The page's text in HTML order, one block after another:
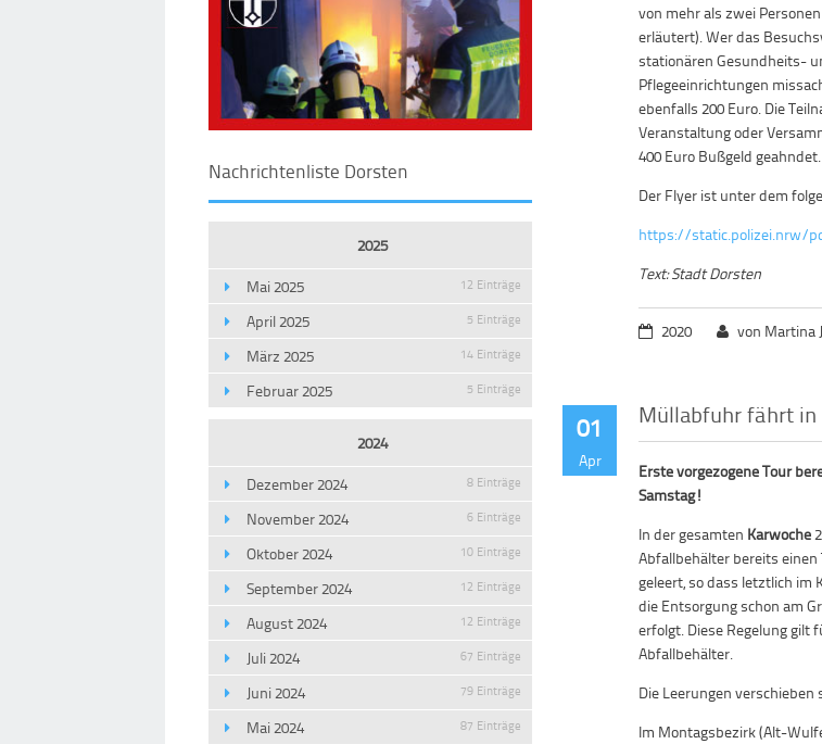
von mehr als zwei
erläutert). Wer das
stationären Gesundheits-
Pflegeeinrichtungen
ebenfalls 200 Euro. Die
Veranstaltung oder
400 Euro Bußgeld geahndet.
Der Flyer ist unter dem
https://static.polizei.nrw/
Text: Stadt Dorsten
2020 von Martina
01
Apr
Müllabfuhr fährt in
Erste vorgezogene Tour
Samstag!
In der gesamten Karwoche
Abfallbehälter bereits einen
geleert, so dass letztlich im
die Entsorgung schon am
erfolgt. Diese Regelung gilt
Abfallbehälter.
Die Leerungen verschieben
Im Montagsbezirk (Alt-
Nachrichtenliste Dorsten
2025
Mai 2025
12 Einträge
April 2025 5 Einträge
März 2025 14 Einträge
Februar 2025 5 Einträge
2024
Dezember 2024
8 Einträge
November 2024 6 Einträge
Oktober 2024 10 Einträge
September 2024 12 Einträge
August 2024 12 Einträge
Juli 2024 67 Einträge
Juni 2024 79 Einträge
Mai 2024 87 Einträge